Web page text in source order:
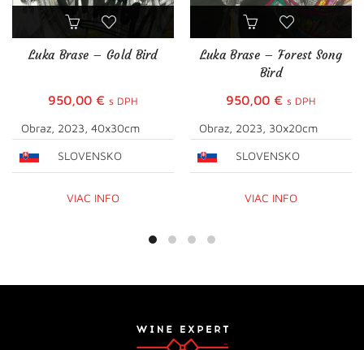
Luka Brase – Gold Bird
950,00 € s DPH
Obraz, 2023, 40x30cm
SLOVENSKO
VIAC INFO
Luka Brase – Forest Song
Bird
950,00 € s DPH
Obraz, 2023, 30x20cm
SLOVENSKO
VIAC INFO